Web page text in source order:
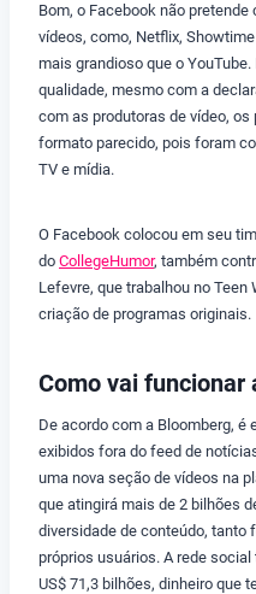
Bom, o Facebook não
vídeos, como, Netflix,
mais grandioso que o
qualidade, mesmo com a
com as produtoras de vídeo,
formato parecido, pois foram
TV e mídia.
O Facebook colocou em seu
do CollegeHumor, também
Lefevre, que trabalhou no
criação de programas originais.
Como vai funcionar
De acordo com a Bloomberg, é
exibidos fora do feed de
uma nova seção de vídeos na
que atingirá mais de 2 bilhões
diversidade de conteúdo, tanto
próprios usuários. A rede
US$ 71,3 bilhões, dinheiro que